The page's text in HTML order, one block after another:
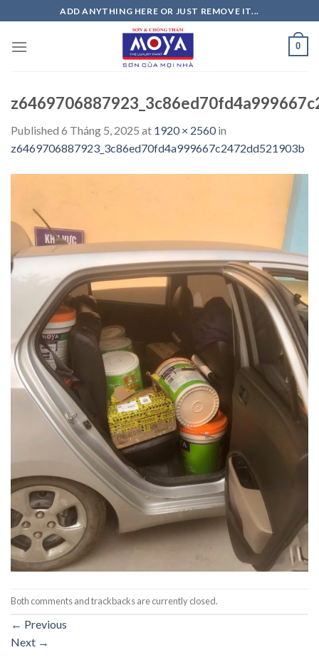
to
content
ADD ANYTHING HERE OR JUST REMOVE IT...
0
Published 6 Tháng 5, 2025 at 1920 × 2560in
z6469706887923_3c86ed70fd4a999667c2472dd521903b
Both comments and trackbacks are currently closed.
← Previous
Next →